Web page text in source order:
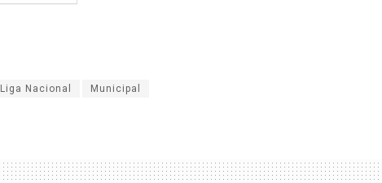
Liga Nacional Municipal